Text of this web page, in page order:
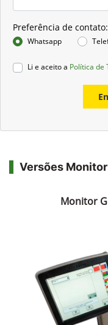
Preferência de contato:
Whatsapp
Li e aceito a Política de
Versões
Monitor